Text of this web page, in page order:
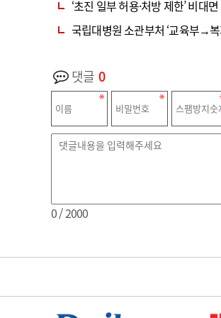
‘초진 일부 허용·처방 제한’ 비대
국립대병원 소관부처 ‘교육부→복
댓글 0
0/ 2000